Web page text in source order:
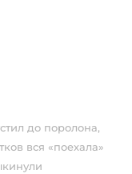
до поролона,
вся «поехала»